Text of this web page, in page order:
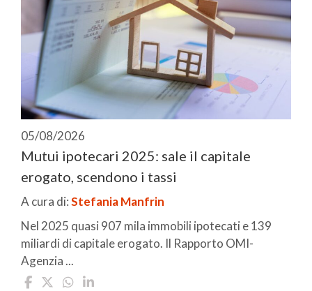
05/08/2026
Mutui ipotecari 2025: sale il capitale
erogato, scendono i tassi
A cura di:Stefania Manfrin
Nel 2025 quasi 907 mila immobili ipotecati e 139
miliardi di capitale erogato. Il Rapporto OMI-
Agenzia ...